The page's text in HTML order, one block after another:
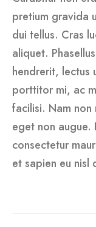
pretium gravida
dui tellus. Cras
aliquet.
hendrerit, lectus
porttitor mi, ac
facilisi. Nam
eget non augue.
consectetur
et sapien eu nisl